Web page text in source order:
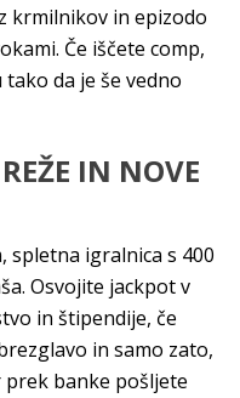
krmilnikov in epizodo
Če iščete comp,
da je še vedno
IN NOVE
spletna igralnica s 400
Osvojite jackpot v
in štipendije, če
in samo zato,
prek banke pošljete